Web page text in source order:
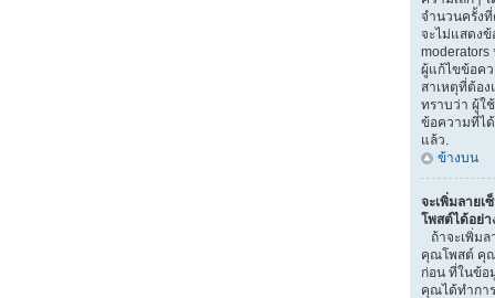
จำนวนครั้ง
จะไม่แสดงข้
moderators
ผู้แก้ไขข้อค
สาเหตุที่ต้อ
ทราบว่า ผู้ใ
ข้อความที่ไ
แล้ว.
ข้างบน
จะเพิ่มลาย
โพสต์ได้อย่า
ถ้าจะเพิ่ม
คุณโพสต์ คุณ
ก่อน ที่ในข้อ
คุณได้ทำกา